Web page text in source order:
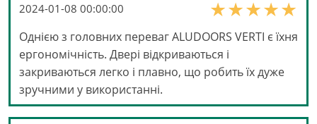
2024-01-08 00:00:00
Однією з головних переваг ALUDOORS VERTI є їхня
ергономічність. Двері відкриваються і
закриваються легко і плавно, що робить їх дуже
зручними у використанні.